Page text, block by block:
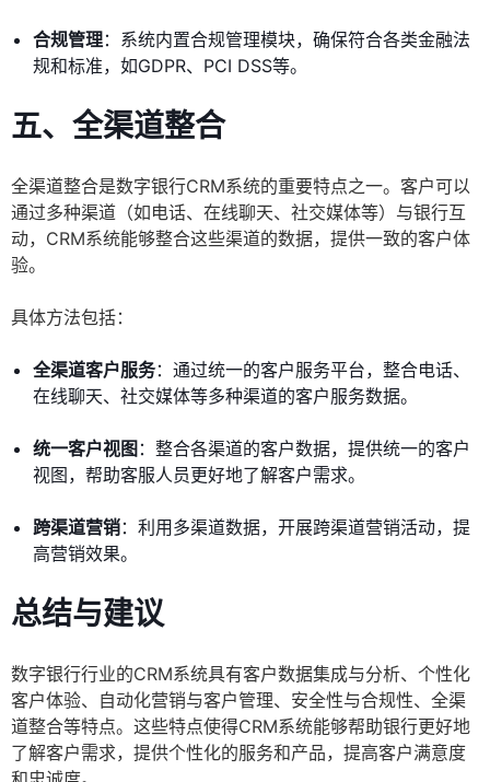
合规管理：系统内置合规管理模块，确保符合各类金融法
规和标准，如GDPR、PCI DSS等。
五、全渠道整合
全渠道整合是数字银行CRM系统的重要特点之一。客户可以
通过多种渠道（如电话、在线聊天、社交媒体等）与银行互
动，CRM系统能够整合这些渠道的数据，提供一致的客户体
验。
具体方法包括：
全渠道客户服务：通过统一的客户服务平台，整合电话、
在线聊天、社交媒体等多种渠道的客户服务数据。
统一客户视图 ：整合各渠道的客户数据，提供统一的客户
视图，帮助客服人员更好地了解客户需求。
跨渠道营销：利用多渠道数据，开展跨渠道营销活动，提
高营销效果。
总结与建议
数字银行行业的CRM系统具有客户数据集成与分析、个性化
客户体验、自动化营销与客户管理、安全性与合规性、全渠
道整合等特点。这些特点使得CRM系统能够帮助银行更好地
了解客户需求，提供个性化的服务和产品，提高客户满意度